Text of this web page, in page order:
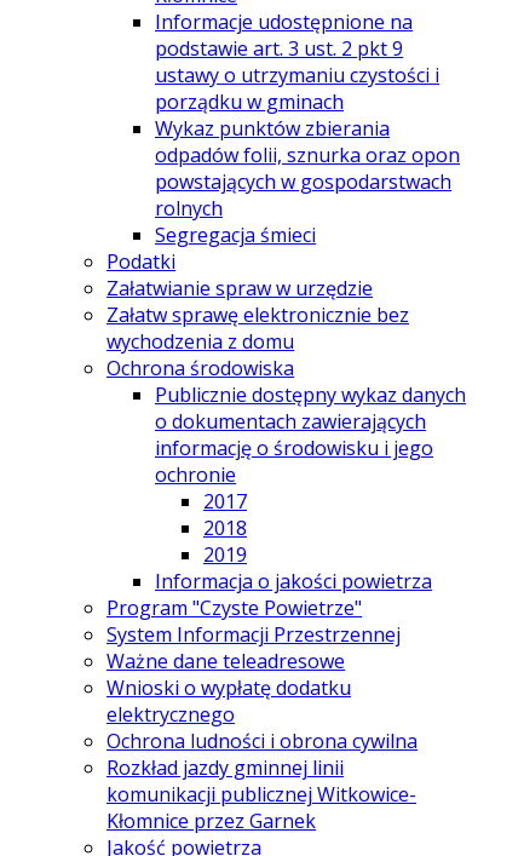
Informacje udostępnione na
podstawie art. 3 ust. 2 pkt 9
ustawy o utrzymaniu czystości i
porządku w gminach
Wykaz punktów zbierania
odpadów folii, sznurka oraz opon
powstających w gospodarstwach
rolnych
Segregacja śmieci
Podatki
Załatwianie spraw w urzędzie
Załatw sprawę elektronicznie bez
wychodzenia z domu
Ochrona środowiska
Publicznie dostępny wykaz danych
o dokumentach zawierających
informację o środowisku i jego
ochronie
2017
2018
2019
Informacja o jakości powietrza
Program "Czyste Powietrze"
System Informacji Przestrzennej
Ważne dane teleadresowe
Wnioski o wypłatę dodatku
elektrycznego
Ochrona ludności i obrona cywilna
Rozkład jazdy gminnej linii
komunikacji publicznej Witkowice-
Kłomnice przez Garnek
Jakość powietrza